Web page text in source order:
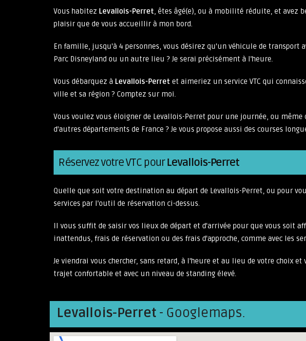
Vous habitez Levallois-Perret, êtes âgé(e), ou à mobilité réduite, et avez
plaisir que de vous accueillir à mon bord.
En famille, jusqu'à 4 personnes, vous désirez qu'un véhicule de transport
Parc Disneyland ou un autre lieu ? Je serai précisément à l'heure.
Vous débarquez à Levallois-Perret et aimeriez un service VTC qui
ville et sa région ? Comptez sur moi.
Vous voulez vous éloigner de Levallois-Perret pour une journée, ou
d'autres départements de France ? Je vous propose aussi des courses
Réservez votre VTC pourLevallois-Perret
Quelle que soit votre destination au départ de Levallois-Perret, ou pour
services par l'outil de réservation ci-dessus.
Il vous suffit de saisir vos lieux de départ et d'arrivée pour que vous soit
inattendus, frais de réservation ou des frais d'approche, comme avec les
Je viendrai vous chercher, sans retard, à l'heure et au lieu de votre choix
trajet confortable et avec un niveau de standing élevé.
Levallois-Perret - Googlemaps.